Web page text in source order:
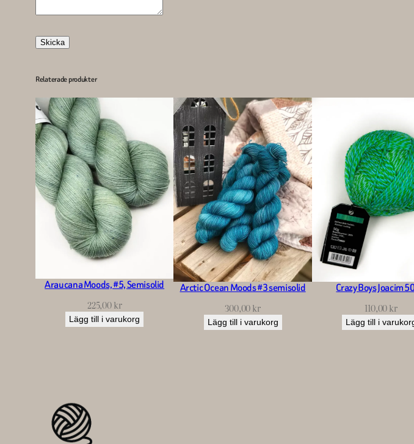
Skicka
Relaterade produkter
Araucana Moods, #5, Semisolid
225,00kr
Lägg till i varukorg
Arctic Ocean Moods #3 semisolid
300,00kr
Lägg till i varukorg
Crazy Boys Joacim
110,00kr
Lägg till i